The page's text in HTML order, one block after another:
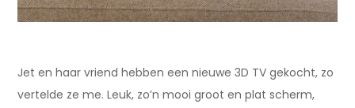
Jet en haar vriend hebben een nieuwe 3D TV gekocht, zo
vertelde ze me. Leuk, zo’n mooi groot en plat scherm,